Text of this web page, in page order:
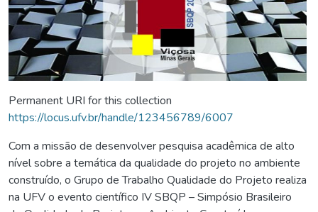
Permanent URI for this collection
https://locus.ufv.br/handle/123456789/6007
Com a missão de desenvolver pesquisa acadêmica de alto
nível sobre a temática da qualidade do projeto no ambiente
construído, o Grupo de Trabalho Qualidade do Projeto realiza
na UFV o evento científico IV SBQP – Simpósio Brasileiro